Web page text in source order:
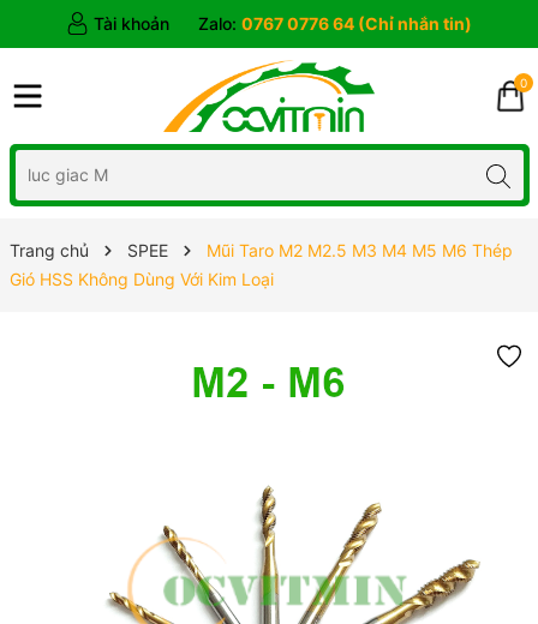
Tài khoản Zalo: 0767 0776 64 (Chỉ nhắn tin)
0
Trang chủ SPEE
Mũi Taro M2 M2.5 M3 M4 M5 M6 Thép
Gió HSS Không Dùng Với Kim Loại